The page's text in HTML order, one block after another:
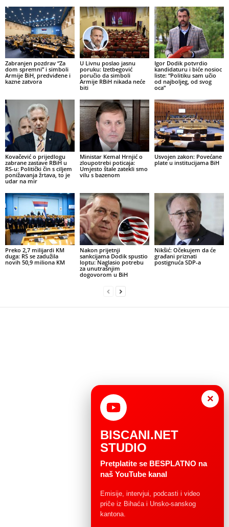
Zabranjen pozdrav “Za
dom spremni” i simboli
Armije BiH, predviđene i
kazne zatvora
U Livnu poslao jasnu
poruku: Izetbegović
poručio da simboli
Armije RBiH nikada neće
biti
Igor Dodik potvrdio
kandidaturu i biće nosioc
liste: “Politiku sam učio
od najboljeg, od svog
oca”
Kovačević o prijedlogu
zabrane zastave RBiH u
RS-u: Politički čin s ciljem
ponižavanja žrtava, to je
udar na mir
Ministar Kemal Hrnjić o
zloupotrebi poticaja:
Umjesto štale zatekli smo
vilu s bazenom
Usvojen zakon: Povećane
plate u institucijama BiH
Preko 2,7 milijardi KM
duga: RS se zadužila
novih 50,9 miliona KM
Nakon prijetnji
sankcijama Dodik spustio
loptu: Naglasio potrebu
za unutrašnjim
dogovorom u BiH
Nikšić: Očekujem da će
građani priznati
postignuća SDP-a
×
BISCANI.NET
STUDIO
Pretplatite se BESPLATNO na
naš YouTube kanal
Emisije, intervjui, podcasti i video
priče iz Bihaća i Unsko-sanskog
kantona.